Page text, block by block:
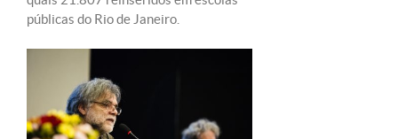
públicas do Rio de Janeiro.